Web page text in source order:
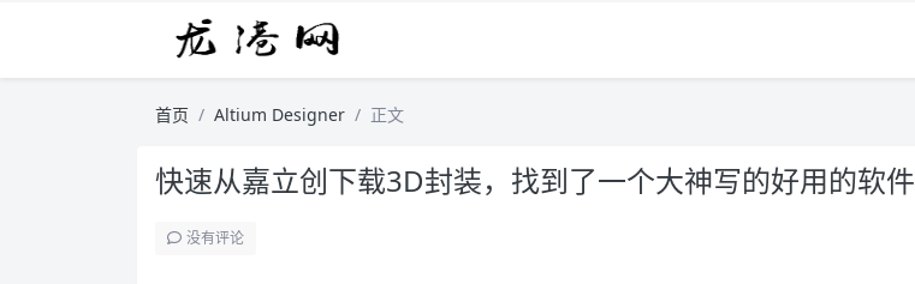
首页 Altium Designer 正文
快速从嘉立创下载3D封装，找到了一个大神写的好用的软件
没有评论